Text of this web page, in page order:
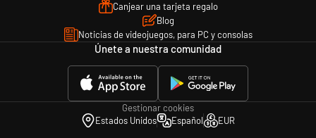
Canjear una tarjeta regalo
Blog
Noticias de videojuegos, para PC y consolas
Únete a nuestra comunidad
Gestionar cookies
Estados Unidos
Español EUR